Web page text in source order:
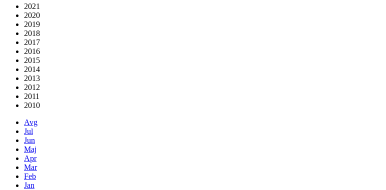
2021
2020
2019
2018
2017
2016
2015
2014
2013
2012
2011
2010
Avg
Jul
Jun
Maj
Apr
Mar
Feb
Jan